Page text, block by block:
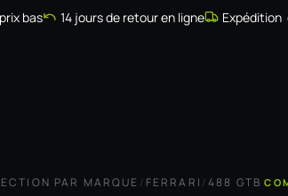
bas 14 jours de retour en ligne Expédition
PAR MARQUE / FERRARI /488 GTB